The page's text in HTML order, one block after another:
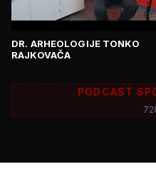
DR. ARHEOLOGIJE TONKO
RAJKOVAČA
PODCAST